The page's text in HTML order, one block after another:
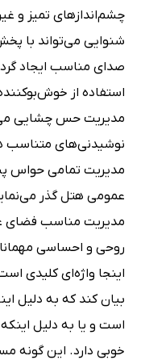
چشم‌اندازهای تمیز و
شنوایی می‌تواند با
صدای مناسب ایجاد
استفاده از
مدیریت حس چشایی
نوشیدنی‌های متناسب
مدیریت تمامی حواس
عمومی هتل گذر
مدیریت مناسب فضای
روحی و احساسی
اینجا واژه‌ای کلیدی
بیان کند که به دلیل
است و یا به دلیل
خوبی دارد. این گونه